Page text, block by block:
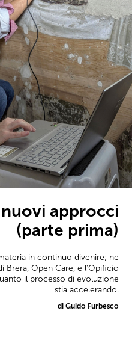
approcci
(parte prima)
in continuo divenire; ne
Brera, Open Care, e l'Opificio
il processo di evoluzione
stia accelerando.
di Guido Furbesco